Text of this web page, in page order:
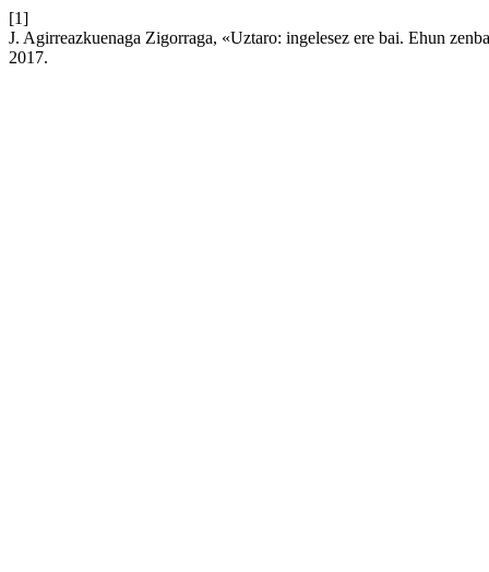
[1]
J. Agirreazkuenaga Zigorraga, «Uztaro: ingelesez ere bai. Ehun
2017.